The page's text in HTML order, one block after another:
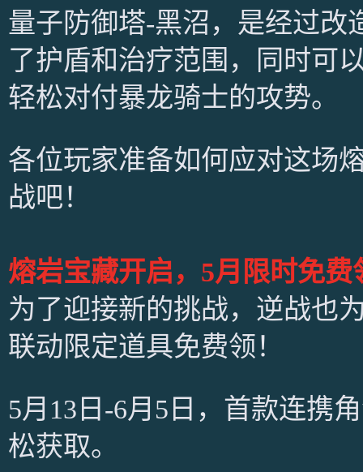
量子防御塔-黑沼，是经过改
了护盾和治疗范围，同时可
轻松对付暴龙骑士的攻势。
各位玩家准备如何应对这场
战吧！
熔岩宝藏开启，5月限时免费
为了迎接新的挑战，逆战也
联动限定道具免费领！
5月13日-6月5日，首款连携
松获取。